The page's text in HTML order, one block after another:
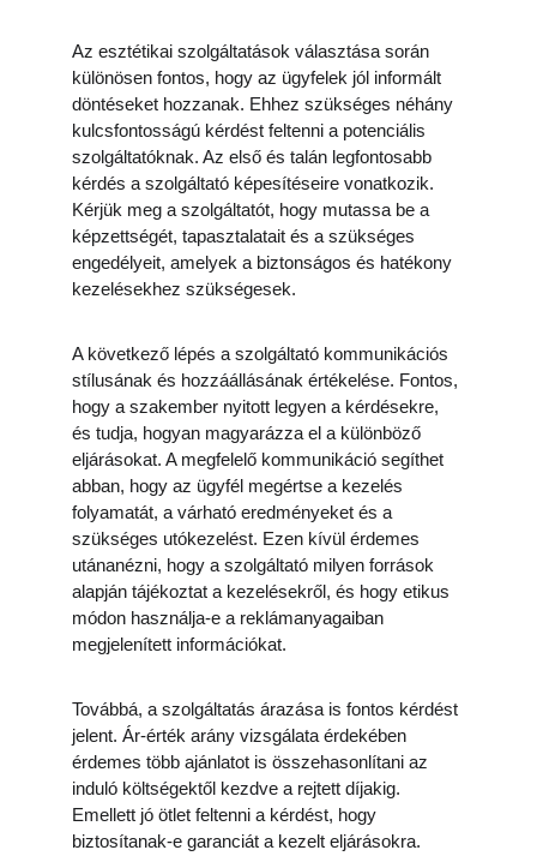
Az esztétikai szolgáltatások választása során
különösen fontos, hogy az ügyfelek jól informált
döntéseket hozzanak. Ehhez szükséges néhány
kulcsfontosságú kérdést feltenni a potenciális
szolgáltatóknak. Az első és talán legfontosabb
kérdés a szolgáltató képesítéseire vonatkozik.
Kérjük meg a szolgáltatót, hogy mutassa be a
képzettségét, tapasztalatait és a szükséges
engedélyeit, amelyek a biztonságos és hatékony
kezelésekhez szükségesek.
A következő lépés a szolgáltató kommunikációs
stílusának és hozzáállásának értékelése. Fontos,
hogy a szakember nyitott legyen a kérdésekre,
és tudja, hogyan magyarázza el a különböző
eljárásokat. A megfelelő kommunikáció segíthet
abban, hogy az ügyfél megértse a kezelés
folyamatát, a várható eredményeket és a
szükséges utókezelést. Ezen kívül érdemes
utánanézni, hogy a szolgáltató milyen források
alapján tájékoztat a kezelésekről, és hogy etikus
módon használja-e a reklámanyagaiban
megjelenített információkat.
Továbbá, a szolgáltatás árazása is fontos kérdést
jelent. Ár-érték arány vizsgálata érdekében
érdemes több ajánlatot is összehasonlítani az
induló költségektől kezdve a rejtett díjakig.
Emellett jó ötlet feltenni a kérdést, hogy
biztosítanak-e garanciát a kezelt eljárásokra.